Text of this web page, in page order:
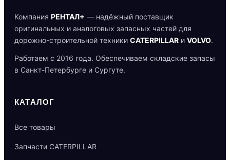
Компания РЕНТАЛ+ — надёжный поставщик
оригинальных и аналоговых запасных частей для
дорожно-строительной техники CATERPILLAR и VOLVO.
Работаем с 2016 года. Обеспечиваем складские запасы
в Санкт-Петербурге и Сургуте.
КАТАЛОГ
Все товары
Запчасти CATERPILLAR